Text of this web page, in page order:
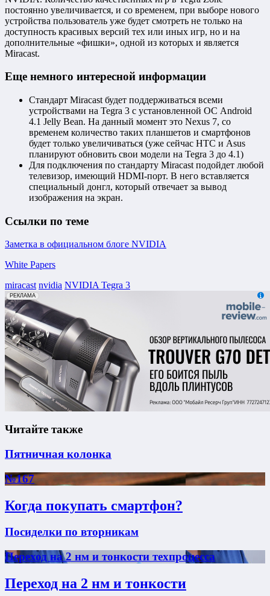
постоянно увеличивается, и со временем, при выборе нового
устройства пользователь уже будет смотреть не только на
доступность красивых версий тех или иных игр, но и на
дополнительные «фишки», одной из которых и является
Miracast.
Еще немного интересной информации
Стандарт Miracast будет поддерживаться всеми
устройствами на Tegra 3 с установленной ОС Android
4.1 Jelly Bean. На данный момент это Nexus 7, со
временем количество таких планшетов и смартфонов
будет только увеличиваться (уже сейчас HTC и Asus
планируют обновить свои модели на Tegra 3 до 4.1)
Для подключения по стандарту Miracast подойдет любой
телевизор, имеющий HDMI-порт. В него вставляется
специальный донгл, который отвечает за вывод
изображения на экран.
Ссылки по теме
Заметка в официальном блоге NVIDIA
White Papers
miracast nvidia NVIDIA Tegra 3
erid: 2VfnxxmNzs5
РЕКЛАМА
Читайте также
Пятничная колонка
№167
Когда покупать смартфон?
Посиделки по вторникам
Переход на 2 нм и тонкости техпроцесса
Переход на 2 нм и тонкости